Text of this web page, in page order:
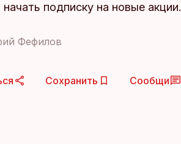
начать подписку на новые акции.
Фефилов
Сохранить Сообщи